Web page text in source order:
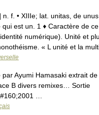
f. • XIIIe; lat. unitas, de
est un. 1 ♦ Caractère de
numérique). Unité et
« L unité et la
Ayumi Hamasaki extrait de
B divers remixes… Sortie
…